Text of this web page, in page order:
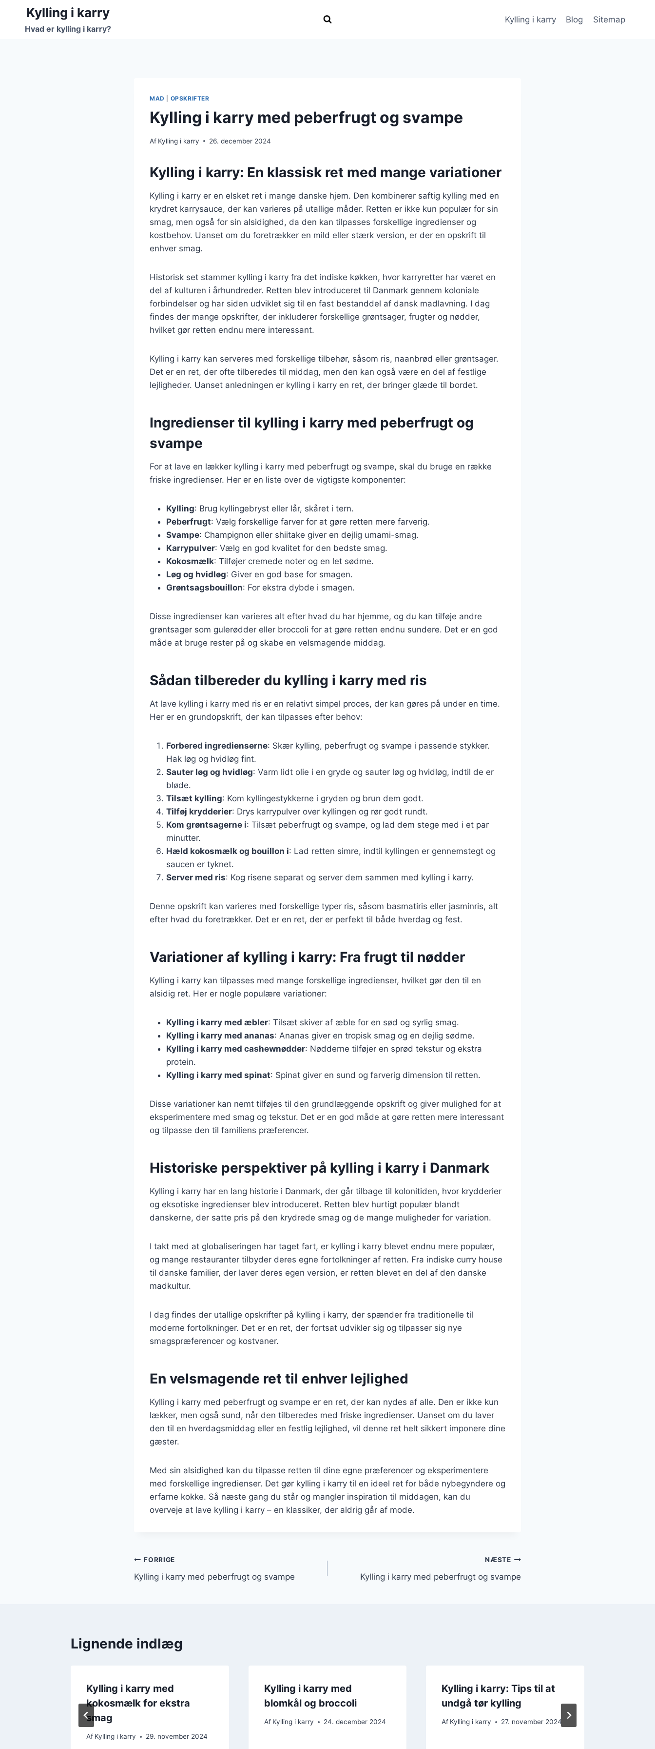
Fortsæt
indhold
Kylling i karry
Hvad er kylling i karry?
Kylling i karry Blog Sitemap
MAD OPSKRIFTER
Kylling i karry med peberfrugt og svampe
Af Kylling i karry 26. december 2024
Kylling i karry: En klassisk ret med mange variationer
Kylling i karry er en elsket ret i mange danske hjem. Den kombinerer saftig kylling med en
krydret karrysauce, der kan varieres på utallige måder. Retten er ikke kun populær for sin
smag, men også for sin alsidighed, da den kan tilpasses forskellige ingredienser og
kostbehov. Uanset om du foretrækker en mild eller stærk version, er der en opskrift til
enhver smag.
Historisk set stammer kylling i karry fra det indiske køkken, hvor karryretter har været en
del af kulturen i århundreder. Retten blev introduceret til Danmark gennem koloniale
forbindelser og har siden udviklet sig til en fast bestanddel af dansk madlavning. I dag
findes der mange opskrifter, der inkluderer forskellige grøntsager, frugter og nødder,
hvilket gør retten endnu mere interessant.
Kylling i karry kan serveres med forskellige tilbehør, såsom ris, naanbrød eller grøntsager.
Det er en ret, der ofte tilberedes til middag, men den kan også være en del af festlige
lejligheder. Uanset anledningen er kylling i karry en ret, der bringer glæde til bordet.
Ingredienser til kylling i karry med peberfrugt og
svampe
For at lave en lækker kylling i karry med peberfrugt og svampe, skal du bruge en række
friske ingredienser. Her er en liste over de vigtigste komponenter:
Kylling: Brug kyllingebryst eller lår, skåret i tern.
Peberfrugt: Vælg forskellige farver for at gøre retten mere farverig.
Svampe: Champignon eller shiitake giver en dejlig umami-smag.
Karrypulver: Vælg en god kvalitet for den bedste smag.
Kokosmælk: Tilføjer cremede noter og en let sødme.
Løg og hvidløg: Giver en god base for smagen.
Grøntsagsbouillon: For ekstra dybde i smagen.
Disse ingredienser kan varieres alt efter hvad du har hjemme, og du kan tilføje andre
grøntsager som gulerødder eller broccoli for at gøre retten endnu sundere. Det er en god
måde at bruge rester på og skabe en velsmagende middag.
Sådan tilbereder du kylling i karry med ris
At lave kylling i karry med ris er en relativt simpel proces, der kan gøres på under en time.
Her er en grundopskrift, der kan tilpasses efter behov:
Forbered ingredienserne: Skær kylling, peberfrugt og svampe i passende stykker.
Hak løg og hvidløg fint.
Sauter løg og hvidløg: Varm lidt olie i en gryde og sauter løg og hvidløg, indtil de er
bløde.
Tilsæt kylling: Kom kyllingestykkerne i gryden og brun dem godt.
Tilføj krydderier: Drys karrypulver over kyllingen og rør godt rundt.
Kom grøntsagerne i: Tilsæt peberfrugt og svampe, og lad dem stege med i et par
minutter.
Hæld kokosmælk og bouillon i: Lad retten simre, indtil kyllingen er gennemstegt og
saucen er tyknet.
Server med ris: Kog risene separat og server dem sammen med kylling i karry.
Denne opskrift kan varieres med forskellige typer ris, såsom basmatiris eller jasminris, alt
efter hvad du foretrækker. Det er en ret, der er perfekt til både hverdag og fest.
Variationer af kylling i karry: Fra frugt til nødder
Kylling i karry kan tilpasses med mange forskellige ingredienser, hvilket gør den til en
alsidig ret. Her er nogle populære variationer:
Kylling i karry med æbler: Tilsæt skiver af æble for en sød og syrlig smag.
Kylling i karry med ananas: Ananas giver en tropisk smag og en dejlig sødme.
Kylling i karry med cashewnødder: Nødderne tilføjer en sprød tekstur og ekstra
protein.
Kylling i karry med spinat: Spinat giver en sund og farverig dimension til retten.
Disse variationer kan nemt tilføjes til den grundlæggende opskrift og giver mulighed for at
eksperimentere med smag og tekstur. Det er en god måde at gøre retten mere interessant
og tilpasse den til familiens præferencer.
Historiske perspektiver på kylling i karry i Danmark
Kylling i karry har en lang historie i Danmark, der går tilbage til kolonitiden, hvor krydderier
og eksotiske ingredienser blev introduceret. Retten blev hurtigt populær blandt
danskerne, der satte pris på den krydrede smag og de mange muligheder for variation.
I takt med at globaliseringen har taget fart, er kylling i karry blevet endnu mere populær,
og mange restauranter tilbyder deres egne fortolkninger af retten. Fra indiske curry house
til danske familier, der laver deres egen version, er retten blevet en del af den danske
madkultur.
I dag findes der utallige opskrifter på kylling i karry, der spænder fra traditionelle til
moderne fortolkninger. Det er en ret, der fortsat udvikler sig og tilpasser sig nye
smagspræferencer og kostvaner.
En velsmagende ret til enhver lejlighed
Kylling i karry med peberfrugt og svampe er en ret, der kan nydes af alle. Den er ikke kun
lækker, men også sund, når den tilberedes med friske ingredienser. Uanset om du laver
den til en hverdagsmiddag eller en festlig lejlighed, vil denne ret helt sikkert imponere dine
gæster.
Med sin alsidighed kan du tilpasse retten til dine egne præferencer og eksperimentere
med forskellige ingredienser. Det gør kylling i karry til en ideel ret for både nybegyndere og
erfarne kokke. Så næste gang du står og mangler inspiration til middagen, kan du
overveje at lave kylling i karry – en klassiker, der aldrig går af mode.
Indlægsnavigation
FORRIGE
Kylling i karry med peberfrugt og svampe
NÆSTE
Kylling i karry med peberfrugt og svampe
Lignende indlæg
Kylling i karry med
kokosmælk for ekstra
smag
Af Kylling i karry 29. november 2024
Kylling i karry med
blomkål og broccoli
Af Kylling i karry 24. december 2024
Kylling i karry: Tips til at
undgå tør kylling
Af Kylling i karry 27. november 2024